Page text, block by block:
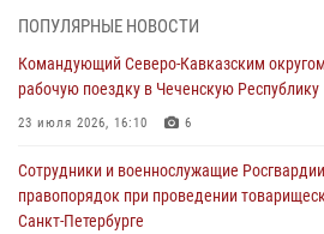
06 августа 2026, 12:35 1
Росгвардейцы провели выставку
«Гвардеец» в Пензе (видео)
06 августа 2026, 12:00
В Курске росгвардейцы приняли участие в
второй годовщине вторжения ВСУ на
ПОПУЛЯРНЫЕ НОВОСТИ
Командующий Северо-Кавказским
рабочую поездку в Чеченскую Республику
23 июля 2026, 16:10 6
Сотрудники и военнослужащие
правопорядок при проведении
Санкт-Петербурге